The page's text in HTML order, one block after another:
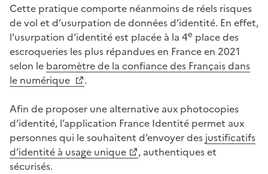
Cette pratique comporte néanmoins de réels risques
de vol et d’usurpation de données d’identité. En effet,
l’usurpation d’identité est placée à la 4e place des
escroqueries les plus répandues en France en 2021
selon le baromètre de la confiance des Français dans
le numérique
.
Afin de proposer une alternative aux photocopies
d’identité, l’application France Identité permet aux
personnes qui le souhaitent d’envoyer des justificatifs
d’identité à usage unique
, authentiques et
sécurisés.